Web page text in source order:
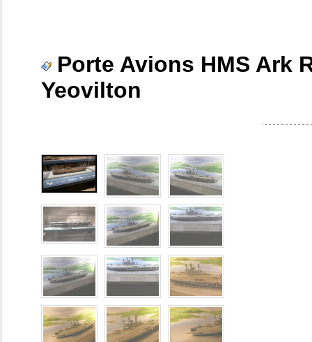
Porte Avions HMS Ark
Yeovilton